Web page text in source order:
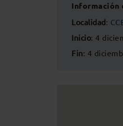
Información
Localidad:
Inicio: 4
Fin: 4